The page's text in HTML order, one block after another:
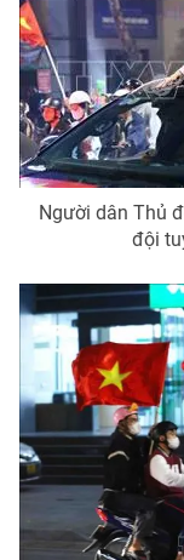
VTV Money
VTV Sức khoẻ
Thị trường 24h
VTV9
Liên hệ tòa
THỜI BÁO VTV
Người dân Thủ
đội